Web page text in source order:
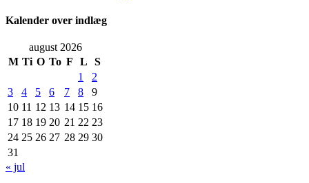
Kalender over indlæg
august 2026
M Ti O To F L
S
1
2
3
4 5 6 7 8
9
10 11 12 13 14 15 16
17 18 19 20 21 22 23
24 25 26 27 28 29 30
31
« jul